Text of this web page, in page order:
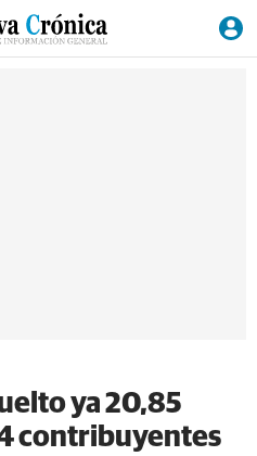
ya 20,85
contribuyentes